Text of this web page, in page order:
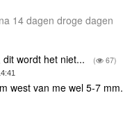
14 dagen droge dagen
wordt het niet... ( 67)
west van me wel 5-7 mm.